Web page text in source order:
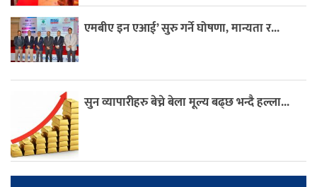
एमबीए इन एआई’ सुरु गर्ने घोषणा, मान्यता र...
सुन व्यापारीहरु बेच्ने बेला मूल्य बढ्छ भन्दै हल्ला...